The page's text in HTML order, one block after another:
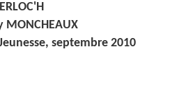
septembre 2010